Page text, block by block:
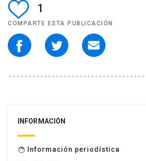
1
COMPARTE ESTA PUBLICACIÓN
INFORMACIÓN
face Información periodística